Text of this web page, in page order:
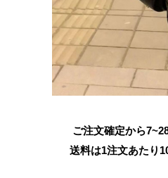
ご注文確定から
送料は1注文あたり